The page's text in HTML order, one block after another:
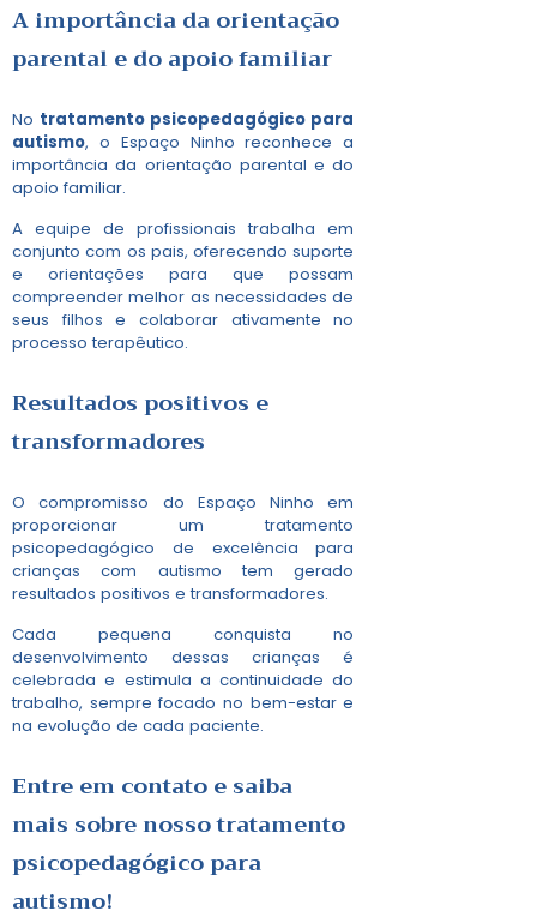
A importância da orientação
parental e do apoio familiar
No tratamento psicopedagógico para
autismo, o Espaço Ninho reconhece a
importância da orientação parental e do
apoio familiar.
A equipe de profissionais trabalha em
conjunto com os pais, oferecendo suporte
e orientações para que possam
compreender melhor as necessidades de
seus filhos e colaborar ativamente no
processo terapêutico.
Resultados positivos e
transformadores
O compromisso do Espaço Ninho em
proporcionar um tratamento
psicopedagógico de excelência para
crianças com autismo tem gerado
resultados positivos e transformadores.
Cada pequena conquista no
desenvolvimento dessas crianças é
celebrada e estimula a continuidade do
trabalho, sempre focado no bem-estar e
na evolução de cada paciente.
Entre em contato e saiba
mais sobre nossotratamento
psicopedagógico para
autismo!